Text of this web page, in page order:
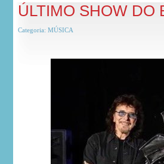
ÚLTIMO SHOW DO
Categoria: MÚSICA